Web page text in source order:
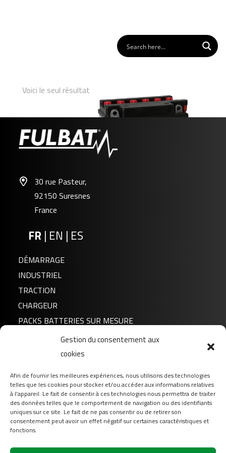
Gestion du consentement aux
cookies
Afin de fournir les meilleures expériences, nous utilisons des technologies
telles que les cookies pour stocker et/ou accéder aux informations relatives
à l'appareil. Le fait de consentir à ces technologies nous permettra de traiter
des données telles que le comportement de navigation ou des identifiants
uniques sur ce site. Le fait de ne pas consentir ou de retirer son
consentement peut avoir un effet négatif sur certaines caractéristiques et
fonctions.
Voici le seul résultat
30 rue Pasteur,
92150 Suresnes
France
FR | EN | ES
DÉMARRAGE
INDUSTRIEL
TRACTION
CHARGEUR
PACKS BATTERIES SUR MESURE
FAQ
Téléchargement
Login
Contact